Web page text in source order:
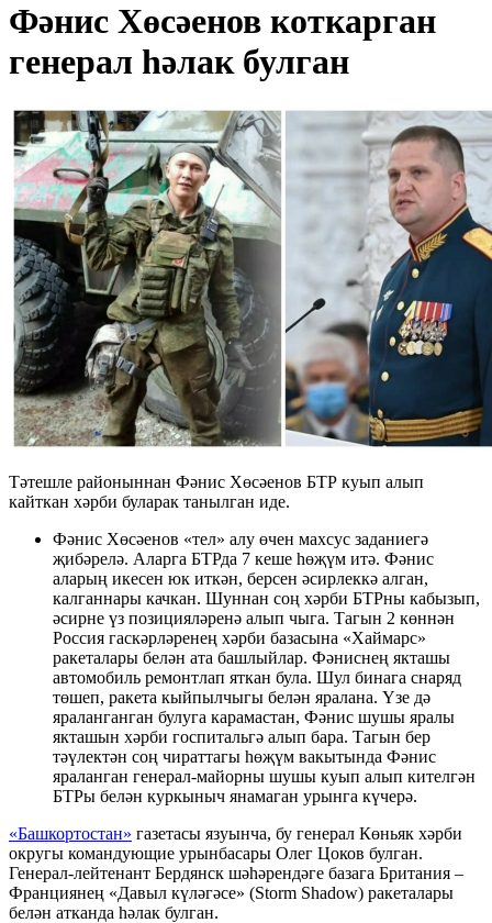
Фәнис Хөсәенов коткарган
генерал һәлак булган
Тәтешле районыннан Фәнис Хөсәенов БТР куып алып
кайткан хәрби буларак танылган иде.
Фәнис Хөсәенов «тел» алу өчен махсус заданиегә
җибәрелә. Аларга БТРда 7 кеше һөҗүм итә. Фәнис
аларың икесен юк иткән, берсен әсирлеккә алган,
калганнары качкан. Шуннан соң хәрби БТРны кабызып,
әсирне үз позицияләренә алып чыга. Тагын 2 көннән
Россия гаскәрләренең хәрби базасына «Хаймарс»
ракеталары белән ата башлыйлар. Фәниснең якташы
автомобиль ремонтлап яткан була. Шул бинага снаряд
төшеп, ракета кыйпылчыгы белән яралана. Үзе дә
яраланганган булуга карамастан, Фәнис шушы яралы
якташын хәрби госпитальгә алып бара. Тагын бер
тәүлектән соң чираттагы һөҗүм вакытында Фәнис
яраланган генерал-майорны шушы куып алып кителгән
БТРы белән куркыныч янамаган урынга күчерә.
«Башкортостан» газетасы язуынча, бу генерал Көньяк хәрби
округы командующие урынбасары Олег Цоков булган.
Генерал-лейтенант Бердянск шәһәрендәге базага Британия –
Франциянең «Давыл күләгәсе» (Storm Shadow) ракеталары
белән атканда һәлак булган.